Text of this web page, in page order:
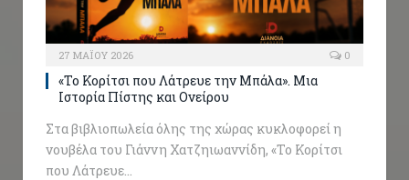
27 ΜΑΪ́ΟΥ 2026 0
«Το Κορίτσι που Λάτρευε την Μπάλα». Μια
Ιστορία Πίστης και Ονείρου
Στα βιβλιοπωλεία όλης της χώρας κυκλοφορεί η
νουβέλα του Γιάννη Χατζηιωαννίδη, «Το Κορίτσι
που Λάτρευε…